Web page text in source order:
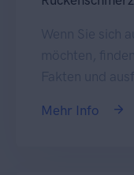
Wenn Sie sich
möchten,
Fakten und
Mehr Info